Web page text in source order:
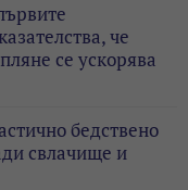
че
се ускорява
бедствено
свлачище и